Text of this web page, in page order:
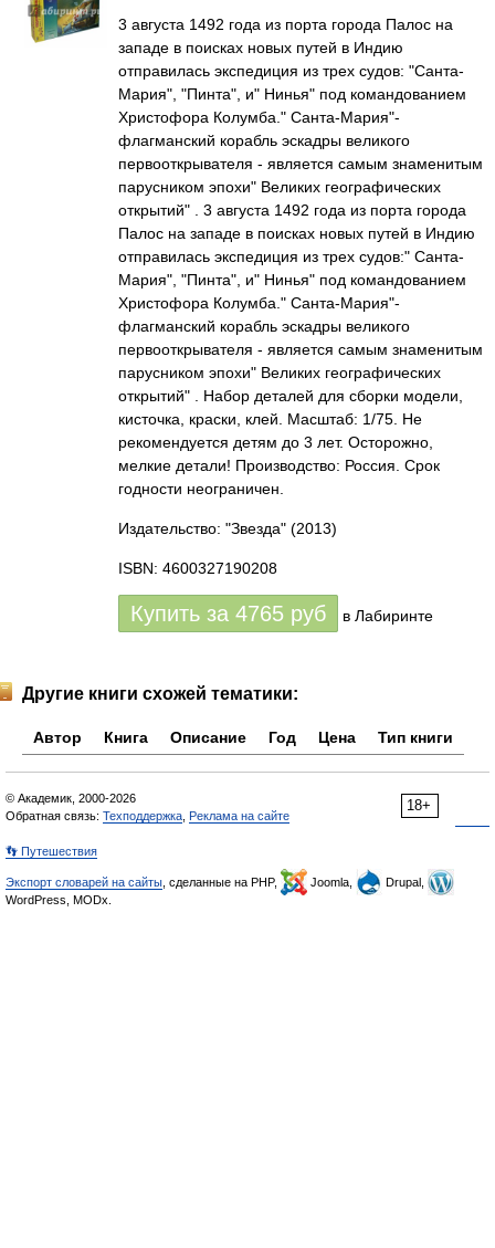
3 августа 1492 года из порта города Палос на
западе в поисках новых путей в Индию
отправилась экспедиция из трех судов: "Санта-
Мария", "Пинта", и" Нинья" под командованием
Христофора Колумба." Санта-Мария"-
флагманский корабль эскадры великого
первооткрывателя - является самым знаменитым
парусником эпохи" Великих географических
открытий" . 3 августа 1492 года из порта города
Палос на западе в поисках новых путей в Индию
отправилась экспедиция из трех судов:" Санта-
Мария", "Пинта", и" Нинья" под командованием
Христофора Колумба." Санта-Мария"-
флагманский корабль эскадры великого
первооткрывателя - является самым знаменитым
парусником эпохи" Великих географических
открытий" . Набор деталей для сборки модели,
кисточка, краски, клей. Масштаб: 1/75. Не
рекомендуется детям до 3 лет. Осторожно,
мелкие детали! Производство: Россия. Срок
годности неограничен.
Издательство: "Звезда" (2013)
ISBN: 4600327190208
Купить за 4765 руб в Лабиринте
Другие книги схожей тематики:
Автор Книга Описание Год Цена Тип книги
18+
© Академик, 2000-2026
Обратная связь: Техподдержка Реклама на сайте
👣 Путешествия
Экспорт словарей на сайты , сделанные на PHP, Joomla,
Drupal,
WordPress, MODx.